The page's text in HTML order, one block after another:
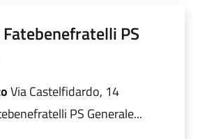
PS
Via Castelfidardo, 14
PS Generale...